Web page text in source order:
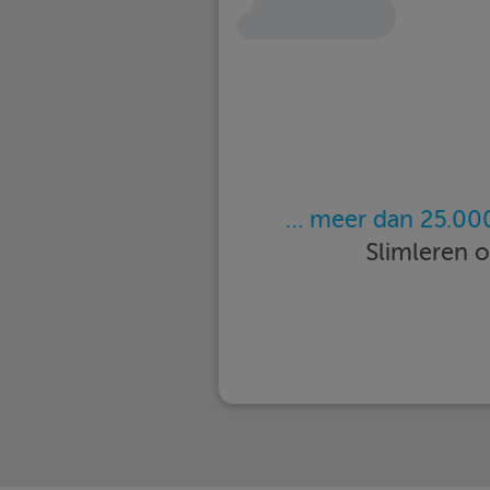
… meer dan
Slimleren